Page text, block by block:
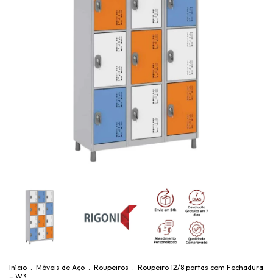
Início . Móveis de Aço . Roupeiros . Roupeiro 12/8 portas com Fechadura